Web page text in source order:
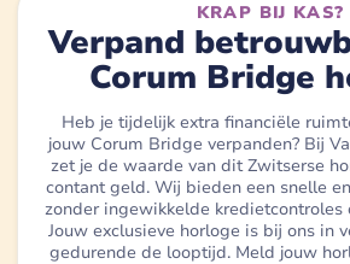
KRAP BIJ KAS?
Verpand
Corum Bridge
Heb je tijdelijk extra financiële
jouw Corum Bridge verpanden? Bij
zet je de waarde van dit Zwitserse
contant geld. Wij bieden een snelle
zonder ingewikkelde kredietcontroles
Jouw exclusieve horloge is bij ons in
gedurende de looptijd. Meld jouw